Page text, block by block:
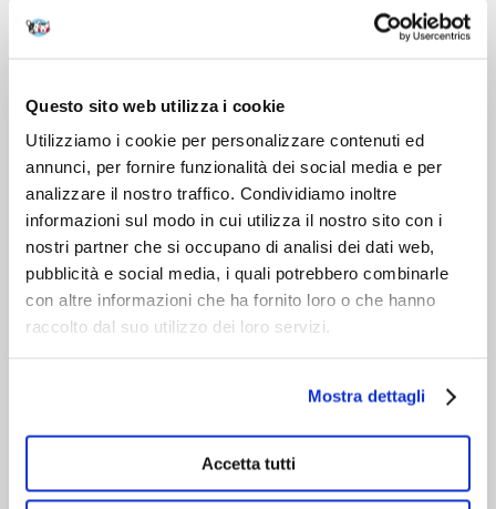
Questo sito web utilizza i cookie
Utilizziamo i cookie per personalizzare contenuti ed
annunci, per fornire funzionalità dei social media e per
analizzare il nostro traffico. Condividiamo inoltre
informazioni sul modo in cui utilizza il nostro sito con i
nostri partner che si occupano di analisi dei dati web,
pubblicità e social media, i quali potrebbero combinarle
con altre informazioni che ha fornito loro o che hanno
raccolto dal suo utilizzo dei loro servizi.
Mostra dettagli
Accetta tutti
DOPO L'ACQUISTO
VIENI A CONOSCERCI